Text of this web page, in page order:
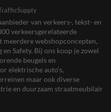
van verkeers-, tekst- en
verkeersgerelateerde
webshopconcepten,
Safety. Bij ons koop je zowel
beugels en
elektrische auto’s,
maar ook diverse
en duurzaam straatmeubilair